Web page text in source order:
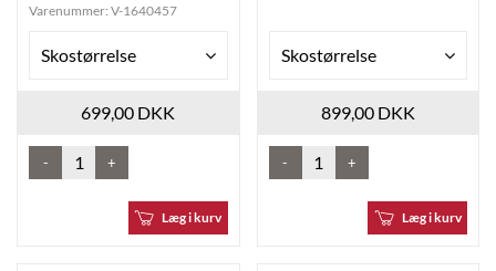
Varenummer: V-1640457
Skostørrelse
699,00 DKK
- +
Læg i kurv
Skostørrelse
899,00 DKK
- +
Læg i kurv